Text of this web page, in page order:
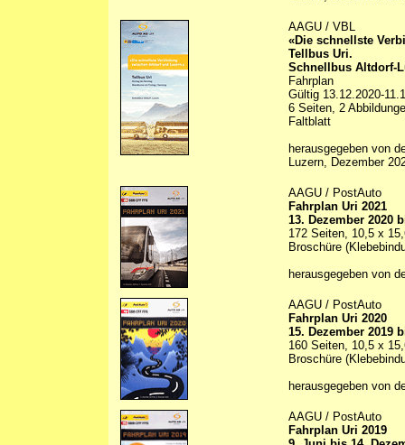
AAGU / VBL
«Die schnellste
Tellbus Uri.
Schnellbus Altdorf-
Fahrplan
Gültig 13.12.2020-
6 Seiten, 2
Faltblatt
herausgegeben von
Luzern, Dezember
AAGU / PostAuto
Fahrplan Uri 2021
13. Dezember 2020
172 Seiten, 10,5 x
Broschüre
herausgegeben von
AAGU / PostAuto
Fahrplan Uri 2020
15. Dezember 2019
160 Seiten, 10,5 x
Broschüre
herausgegeben von
AAGU / PostAuto
Fahrplan Uri 2019